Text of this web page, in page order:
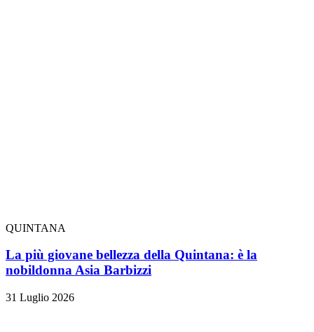
QUINTANA
La più giovane bellezza della Quintana: è la
nobildonna Asia Barbizzi
31 Luglio 2026